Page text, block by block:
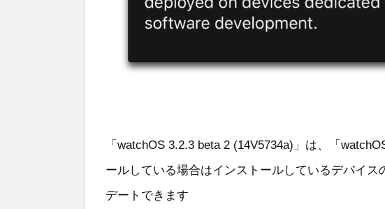
「watchOS 3.2.3 beta 2 (14V5734a)」は、「
ールしている場合はインストールしているデバイス
デートできます